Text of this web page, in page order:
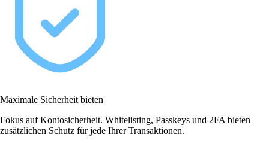
Maximale Sicherheit bieten
Fokus auf Kontosicherheit. Whitelisting, Passkeys und 2FA bieten
zusätzlichen Schutz für jede Ihrer Transaktionen.